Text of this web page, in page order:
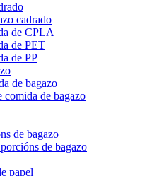
cadrado
de CPLA
de PET
de PP
de bagazo
comida de bagazo
de bagazo
de bagazo
papel